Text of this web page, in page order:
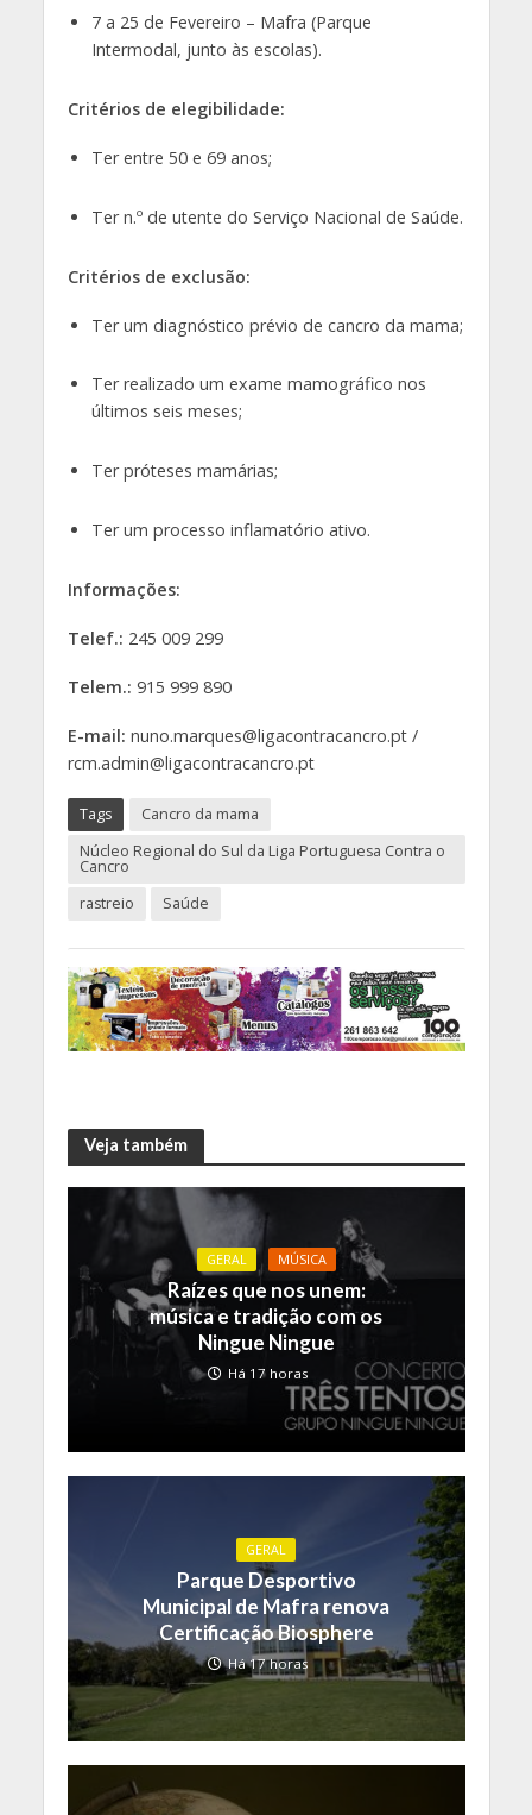
7 a 25 de Fevereiro – Mafra (Parque
Intermodal, junto às escolas).
Critérios de elegibilidade:
Ter entre 50 e 69 anos;
Ter n.º de utente do Serviço Nacional de Saúde.
Critérios de exclusão:
Ter um diagnóstico prévio de cancro da mama;
Ter realizado um exame mamográfico nos
últimos seis meses;
Ter próteses mamárias;
Ter um processo inflamatório ativo.
Informações:
Telef.: 245 009 299
Telem.: 915 999 890
E-mail: nuno.marques@ligacontracancro.pt /
rcm.admin@ligacontracancro.pt
Tags
Cancro da mama
Núcleo Regional do Sul da Liga Portuguesa Contra o
Cancro
rastreio
Saúde
Veja também
GERAL MÚSICA
Raízes que nos unem:
música e tradição com os
Ningue Ningue
Há 17 horas
GERAL
Parque Desportivo
Municipal de Mafra renova
Certificação Biosphere
Há 17 horas